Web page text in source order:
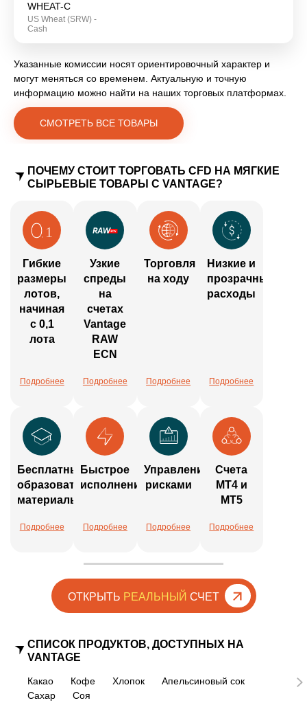
WHEAT-C
US Wheat (SRW) -
Cash
Указанные комиссии носят ориентировочный характер и
могут меняться со временем. Актуальную и точную
информацию можно найти на наших торговых платформах.
СМОТРЕТЬ ВСЕ ТОВАРЫ
ПОЧЕМУ СТОИТ ТОРГОВАТЬ CFD НА МЯГКИЕ
СЫРЬЕВЫЕ ТОВАРЫ С VANTAGE?
Гибкие
размеры
лотов,
начиная
с 0,1
лота
Подробнее
Узкие
спреды
на
счетах
Vantage
RAW
ECN
Подробнее
Торговля
на ходу
Подробнее
Низкие и
прозрачные
расходы
Подробнее
Бесплатные
образовательные
материалы
Подробнее
Быстрое
исполнение
Подробнее
Управление
рисками
Подробнее
Счета
MT4 и
MT5
Подробнее
ОТКРЫТЬ РЕАЛЬНЫЙ СЧЕТ
СПИСОК ПРОДУКТОВ, ДОСТУПНЫХ НА
VANTAGE
Какао Кофе Хлопок
Апельсиновый сок
Сахар
Соя